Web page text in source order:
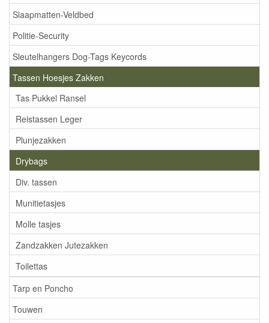
Slaapmatten-Veldbed
Politie-Security
Sleutelhangers Dog-Tags Keycords
Tassen Hoesjes Zakken
Tas Pukkel Ransel
Reistassen Leger
Plunjezakken
Drybags
Div. tassen
Munitietasjes
Molle tasjes
Zandzakken Jutezakken
Toilettas
Tarp en Poncho
Touwen